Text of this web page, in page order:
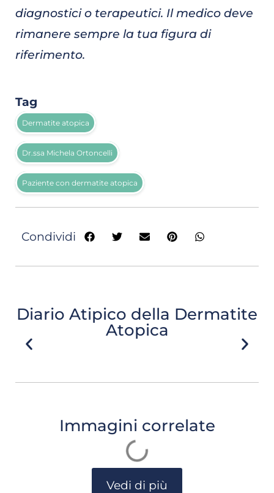
diagnostici o terapeutici. Il medico deve
rimanere sempre la tua figura di
riferimento.
Tag
Dermatite atopica
Dr.ssa Michela Ortoncelli
Paziente con dermatite atopica
Condividi
Diario Atipico della Dermatite
Atopica
Immagini correlate
Vedi di più